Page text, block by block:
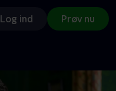
Log ind Prøv nu